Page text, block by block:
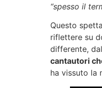
“spesso il
Questo
riflettere su
differente,
cantautori
ha vissuto la